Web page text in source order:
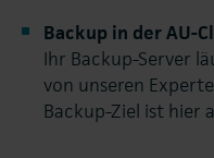
Backup in der AU-
Ihr Backup-Server
von unseren
Backup-Ziel ist hier